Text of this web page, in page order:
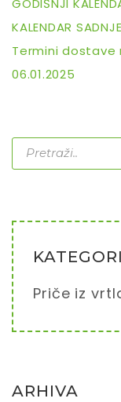
KALENDAR
Termini dostave
06.01.2025
Priče iz
ARHIVA